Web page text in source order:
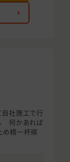
社施工で行
何かあれば
精一杯頑